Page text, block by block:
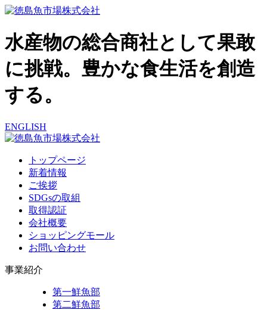
水産物の総合商社として果敢
に挑戦。豊かな食生活を創造
する。
ENGLISH
トップページ
新着情報
ご挨拶
SDGsの取組
取得認証
会社概要
ショッピングモール
お問い合わせ
事業紹介
第一鮮魚部
第二鮮魚部